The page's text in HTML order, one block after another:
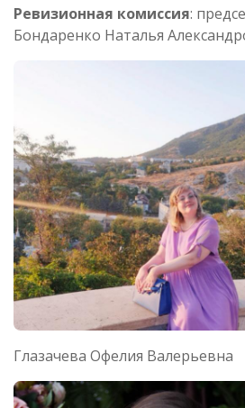
Ревизионная комиссия:
Бондаренко Наталья
Глазачева Офелия Валерьевна